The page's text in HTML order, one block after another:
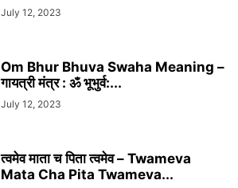
July 12, 2023
Om Bhur Bhuva Swaha Meaning –
गायत्री मंत्र : ॐ भूभुर्व:...
July 12, 2023
त्वमेव माता च पिता त्वमेव – Twameva
Mata Cha Pita Twameva...